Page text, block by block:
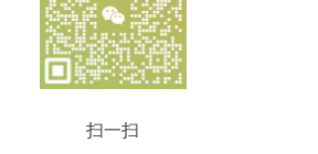
扫一扫